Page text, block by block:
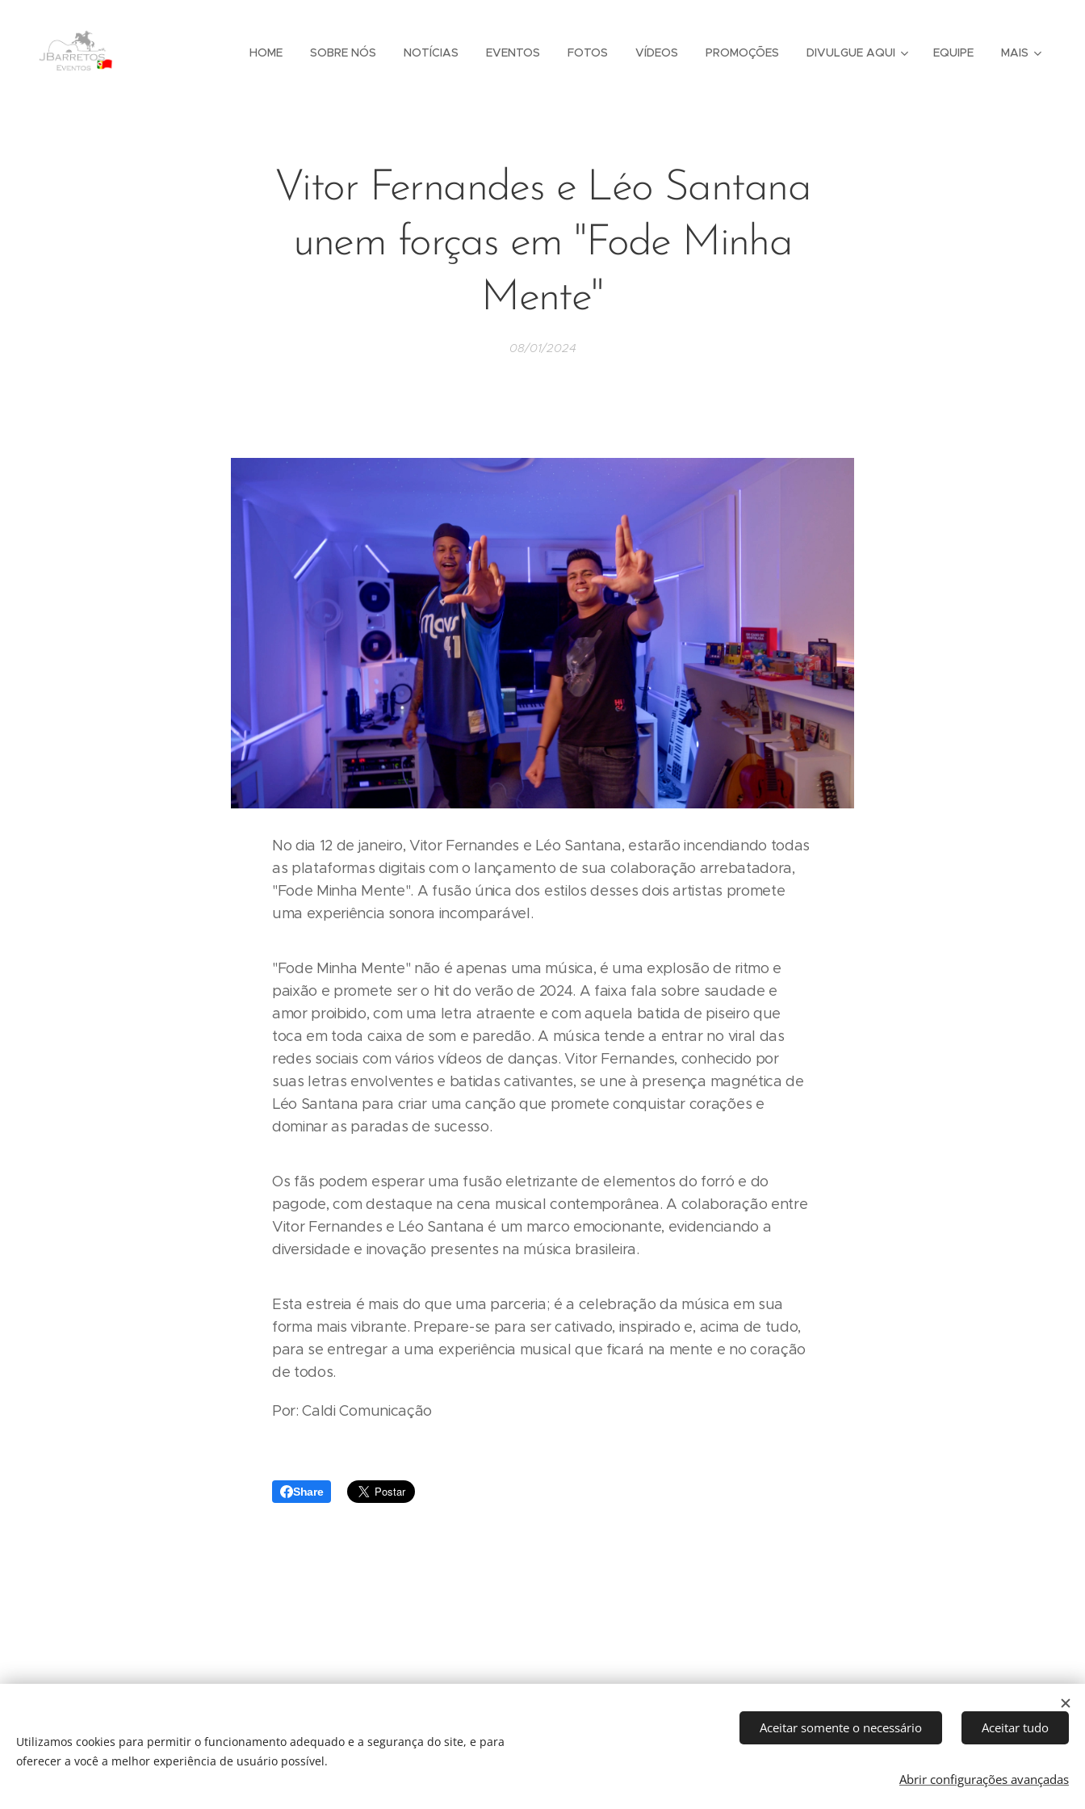
HOME SOBRE NÓS NOTÍCIAS EVENTOS FOTOS VÍDEOS PROMOÇÕES DIVULGUE AQUI EQUIPE MAIS
Vitor Fernandes e Léo Santana
unem forças em "Fode Minha
Mente"
08/01/2024
No dia 12 de janeiro, Vitor Fernandes e Léo Santana, estarão incendiando todas
as plataformas digitais com o lançamento de sua colaboração arrebatadora,
"Fode Minha Mente". A fusão única dos estilos desses dois artistas promete
uma experiência sonora incomparável.
"Fode Minha Mente" não é apenas uma música, é uma explosão de ritmo e
paixão e promete ser o hit do verão de 2024. A faixa fala sobre saudade e
amor proibido, com uma letra atraente e com aquela batida de piseiro que
toca em toda caixa de som e paredão. A música tende a entrar no viral das
redes sociais com vários vídeos de danças. Vitor Fernandes, conhecido por
suas letras envolventes e batidas cativantes, se une à presença magnética de
Léo Santana para criar uma canção que promete conquistar corações e
dominar as paradas de sucesso.
Os fãs podem esperar uma fusão eletrizante de elementos do forró e do
pagode, com destaque na cena musical contemporânea. A colaboração entre
Vitor Fernandes e Léo Santana é um marco emocionante, evidenciando a
diversidade e inovação presentes na música brasileira.
Esta estreia é mais do que uma parceria; é a celebração da música em sua
forma mais vibrante. Prepare-se para ser cativado, inspirado e, acima de tudo,
para se entregar a uma experiência musical que ficará na mente e no coração
de todos.
Por: Caldi Comunicação
Share
Desenvolvido por
Utilizamos cookies para permitir o funcionamento adequado e a segurança do site, e para
oferecer a você a melhor experiência de usuário possível.
Aceitar somente o necessário Aceitar tudo
Abrir configurações avançadas